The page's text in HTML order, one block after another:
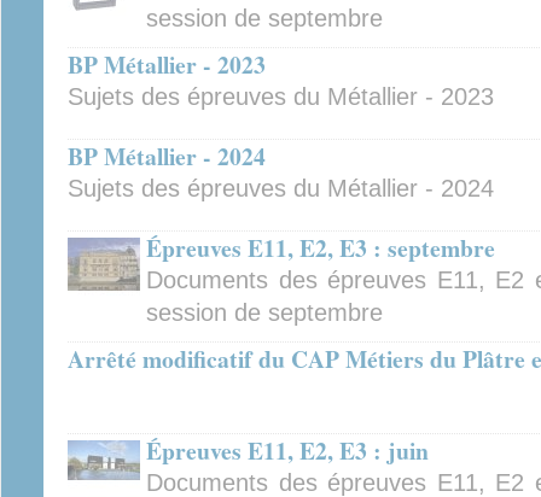
session de septembre
BP Métallier - 2023
Sujets des épreuves du Métallier - 2023
BP Métallier - 2024
Sujets des épreuves du Métallier - 2024
Épreuves E11, E2, E3 : septembre
Documents des épreuves E11,
session de septembre
Arrêté modificatif du CAP Métiers du Plâtre
Épreuves E11, E2, E3 : juin
Documents des épreuves E11,